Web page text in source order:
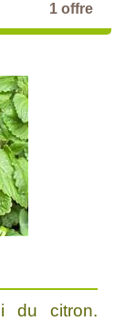
1 offre
du citron.